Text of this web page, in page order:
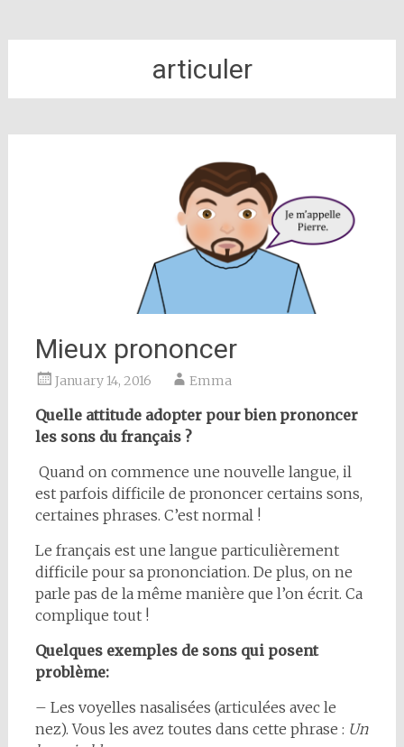
articuler
Mieux prononcer
January 14, 2016 Emma
Quelle attitude adopter pour bien prononcer
les sons du français ?
Quand on commence une nouvelle langue, il
est parfois difficile de prononcer certains sons,
certaines phrases. C’est normal !
Le français est une langue particulièrement
difficile pour sa prononciation. De plus, on ne
parle pas de la même manière que l’on écrit. Ca
complique tout !
Quelques exemples de sons qui posent
problème:
– Les voyelles nasalisées (articulées avec le
nez). Vous les avez toutes dans cette phrase : Un